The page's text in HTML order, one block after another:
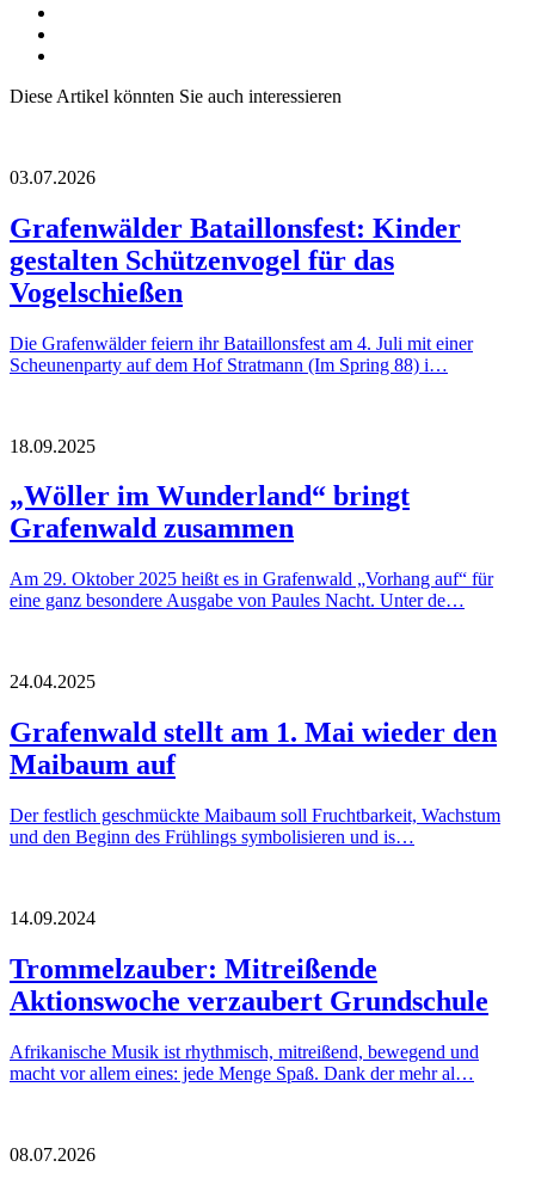
Diese Artikel könnten Sie auch interessieren
03.07.2026
Grafenwälder Bataillonsfest: Kinder
gestalten Schützenvogel für das
Vogelschießen
Die Grafenwälder feiern ihr Bataillonsfest am 4. Juli mit einer
Scheunenparty auf dem Hof Stratmann (Im Spring 88) i…
18.09.2025
„Wöller im Wunderland“ bringt
Grafenwald zusammen
Am 29. Oktober 2025 heißt es in Grafenwald „Vorhang auf“ für
eine ganz besondere Ausgabe von Paules Nacht. Unter de…
24.04.2025
Grafenwald stellt am 1. Mai wieder den
Maibaum auf
Der festlich geschmückte Maibaum soll Fruchtbarkeit, Wachstum
und den Beginn des Frühlings symbolisieren und is…
14.09.2024
Trommelzauber: Mitreißende
Aktionswoche verzaubert Grundschule
Afrikanische Musik ist rhythmisch, mitreißend, bewegend und
macht vor allem eines: jede Menge Spaß. Dank der mehr al…
08.07.2026